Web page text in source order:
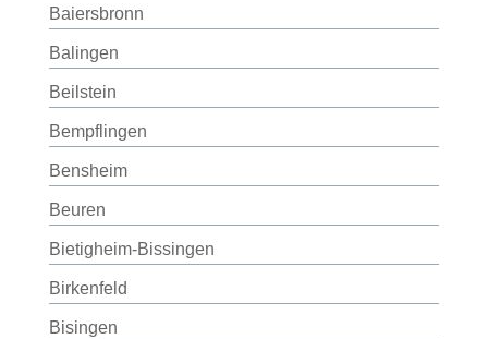
Baiersbronn
Balingen
Beilstein
Bempflingen
Bensheim
Beuren
Bietigheim-Bissingen
Birkenfeld
Bisingen